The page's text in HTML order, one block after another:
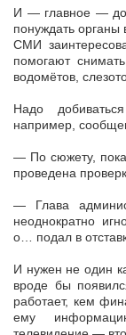
И — главное —
понуждать органы
СМИ
помогают
водомётов,
Надо
например,
— По сюжету,
проведена
— Глава
неоднократно
о… подал в
И нужен не один
вроде бы
работает, кем
ему